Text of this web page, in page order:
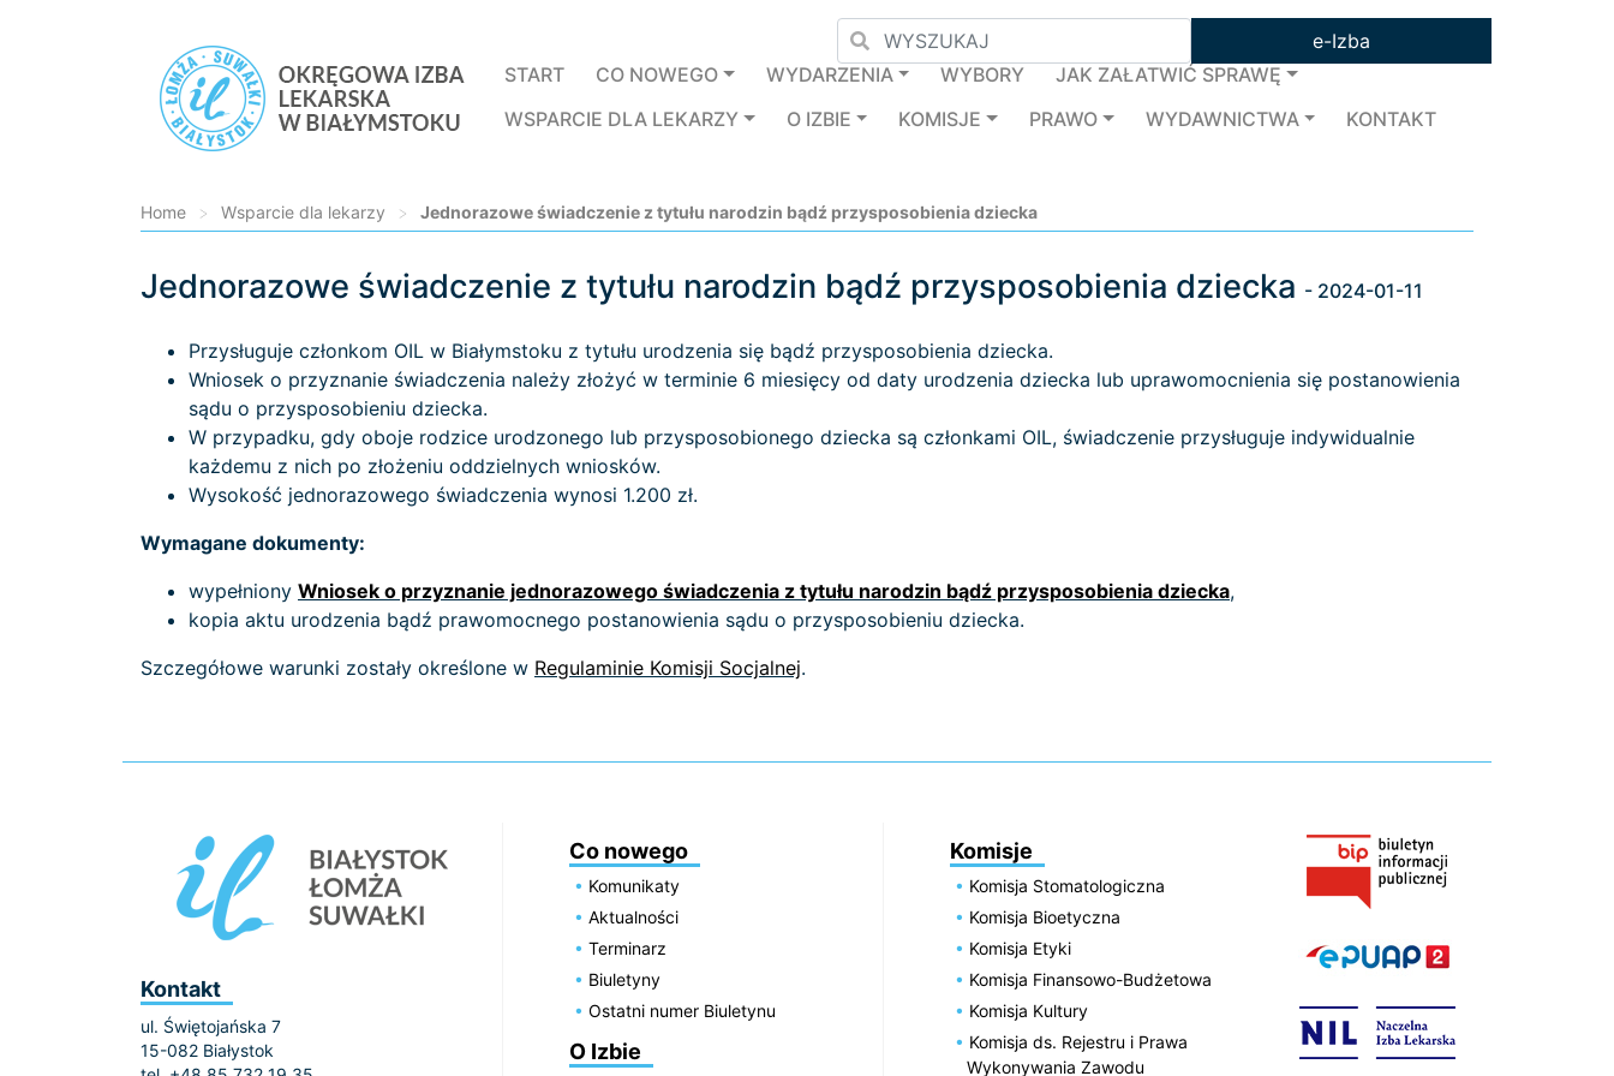
e-Izba
START
CO NOWEGO WYDARZENIA WYBORY
JAK ZAŁATWIĆ SPRAWĘ
WSPARCIE DLA LEKARZY
O IZBIE KOMISJE PRAWO WYDAWNICTWA KONTAKT
Home > Wsparcie dla lekarzy > Jednorazowe świadczenie z tytułu narodzin bądź przysposobienia dziecka
Jednorazowe świadczenie z tytułu narodzin bądź przysposobienia dziecka - 2024-01-11
Przysługuje członkom OIL w Białymstoku z tytułu urodzenia się bądź przysposobienia dziecka.
Wniosek o przyznanie świadczenia należy złożyć w terminie 6 miesięcy od daty urodzenia dziecka lub uprawomocnienia się postanowienia
sądu o przysposobieniu dziecka.
W przypadku, gdy oboje rodzice urodzonego lub przysposobionego dziecka są członkami OIL, świadczenie przysługuje indywidualnie
każdemu z nich po złożeniu oddzielnych wniosków.
Wysokość jednorazowego świadczenia wynosi 1.200 zł.
Wymagane dokumenty:
wypełniony Wniosek o przyznanie jednorazowego świadczenia z tytułu narodzin bądź przysposobienia dziecka,
kopia aktu urodzenia bądź prawomocnego postanowienia sądu o przysposobieniu dziecka.
Szczegółowe warunki zostały określone w Regulaminie Komisji Socjalnej.
Kontakt
ul. Świętojańska 7
15-082 Białystok
Co nowego
Komunikaty
Aktualności
Terminarz
Biuletyny
Ostatni numer Biuletynu
O Izbie
Komisje
Komisja Stomatologiczna
Komisja Bioetyczna
Komisja Etyki
Komisja Finansowo-Budżetowa
Komisja Kultury
Komisja ds. Rejestru i Prawa
Wykonywania Zawodu